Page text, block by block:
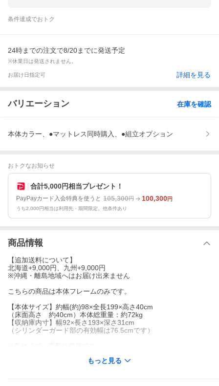
条件達成でおトク
24時までの注文で8/20までに発送予定
※休業日は発送されません。
お届け日指定可 詳細を見る
バリエーション 在庫を確認
本体カラー、●マットレス同時購入、●組立オプション
おトクなお知らせ
合計5,000円相当プレゼント！
PayPayカード入会特典を使うと 105,300円 100,300円
うち2,000円相当は利用先・期間限定。他条件あり
商品情報
【追加送料について】
北海道+9,000円、九州+9,000円
※沖縄・離島地域へはお届け出来ません
こちらの商品は本体フレームのみです。
【本体サイズ】約幅(約)98×全長199×高さ40cm
（床面高さ 約40cm）本体総重量：約72kg
【収納庫内寸】幅92×長さ193×深さ31cm
（シリンダーガード部の有効幅は76.5cmです）
もっと見る